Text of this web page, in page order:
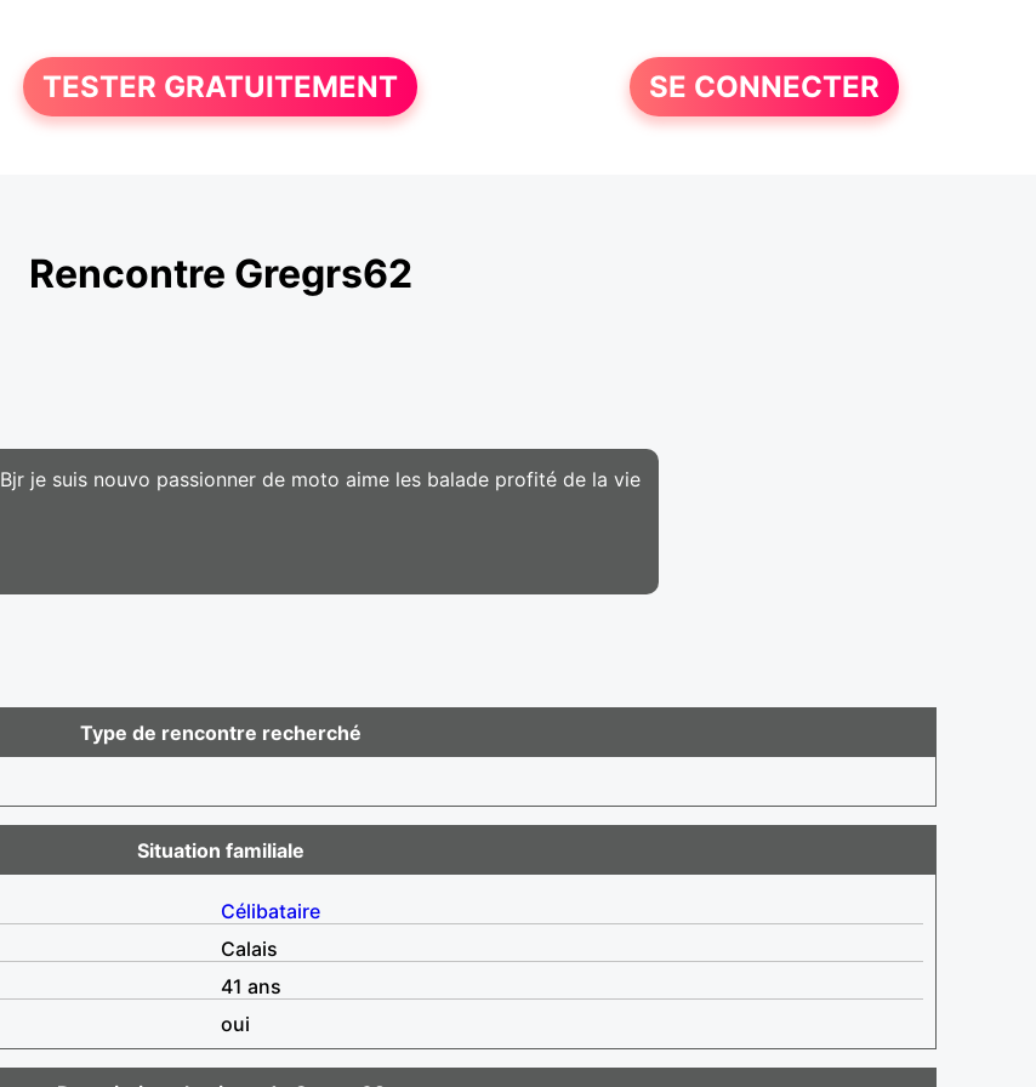
TESTER GRATUITEMENT SE CONNECTER
Rencontre Gregrs62
Bjr je suis nouvo passionner de moto aime les balade profité de la vie
Type de rencontre recherché
Situation familiale
Célibataire
Calais
41 ans
oui